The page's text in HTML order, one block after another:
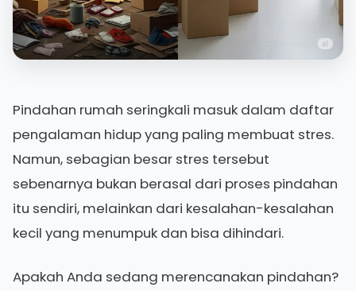
Pindahan rumah seringkali masuk dalam daftar
pengalaman hidup yang paling membuat stres.
Namun, sebagian besar stres tersebut
sebenarnya bukan berasal dari proses pindahan
itu sendiri, melainkan dari kesalahan-kesalahan
kecil yang menumpuk dan bisa dihindari.
Apakah Anda sedang merencanakan pindahan?